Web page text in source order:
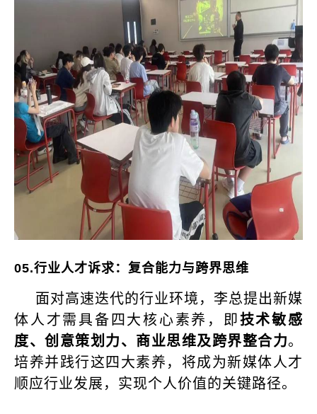
05.行业人才诉求：复合能力与跨界思维
面对高速迭代的行业环境，李总提出新媒
体人才需具备四大核心素养，即技术敏感
度、创意策划力、商业思维及跨界整合力。
培养并践行这四大素养，将成为新媒体人才
顺应行业发展，实现个人价值的关键路径。